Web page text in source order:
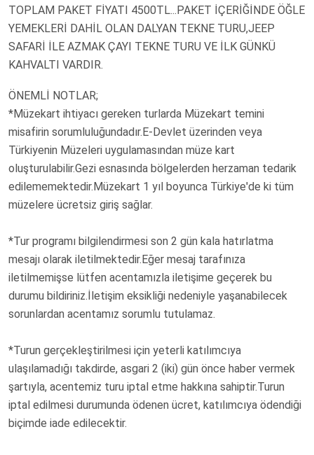
TOPLAM PAKET FİYATI 4500TL...PAKET İÇERİĞİNDE ÖĞLE
YEMEKLERİ DAHİL OLAN DALYAN TEKNE TURU,JEEP
SAFARİ İLE AZMAK ÇAYI TEKNE TURU VE İLK GÜNKÜ
KAHVALTI VARDIR.
ÖNEMLİ NOTLAR;
*Müzekart ihtiyacı gereken turlarda Müzekart temini
misafirin sorumluluğundadır.E-Devlet üzerinden veya
Türkiyenin Müzeleri uygulamasından müze kart
oluşturulabilir.Gezi esnasında bölgelerden herzaman tedarik
edilememektedir.Müzekart 1 yıl boyunca Türkiye'de ki tüm
müzelere ücretsiz giriş sağlar.
*Tur programı bilgilendirmesi son 2 gün kala hatırlatma
mesajı olarak iletilmektedir.Eğer mesaj tarafınıza
iletilmemişse lütfen acentamızla iletişime geçerek bu
durumu bildiriniz.İletişim eksikliği nedeniyle yaşanabilecek
sorunlardan acentamız sorumlu tutulamaz.
*Turun gerçekleştirilmesi için yeterli katılımcıya
ulaşılamadığı takdirde, asgari 2 (iki) gün önce haber vermek
şartıyla, acentemiz turu iptal etme hakkına sahiptir.Turun
iptal edilmesi durumunda ödenen ücret, katılımcıya ödendiği
biçimde iade edilecektir.